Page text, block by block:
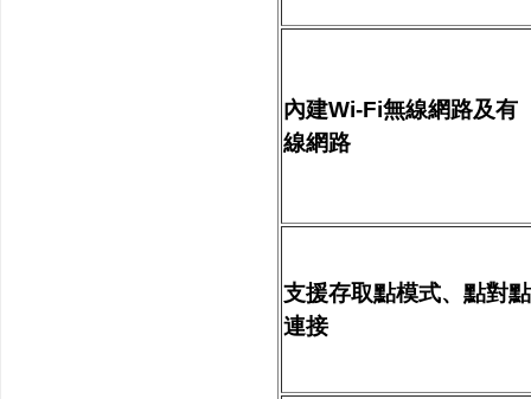
內建Wi-Fi無線網路及有
線網路
支援存取點模式、點對點
連接